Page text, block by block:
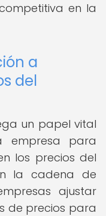
en la
a
del
un papel vital
para
los precios del
la cadena de
ajustar
de precios para